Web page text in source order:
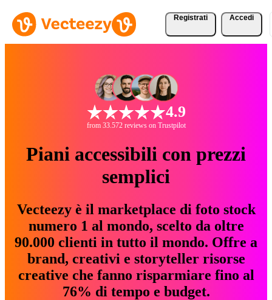
Registrati Accedi
4.9
from 33.572 reviews on Trustpilot
Piani accessibili con prezzi
semplici
Vecteezy è il marketplace di foto stock
numero 1 al mondo, scelto da oltre
90.000 clienti in tutto il mondo. Offre a
brand, creativi e storyteller risorse
creative che fanno risparmiare fino al
76% di tempo e budget.